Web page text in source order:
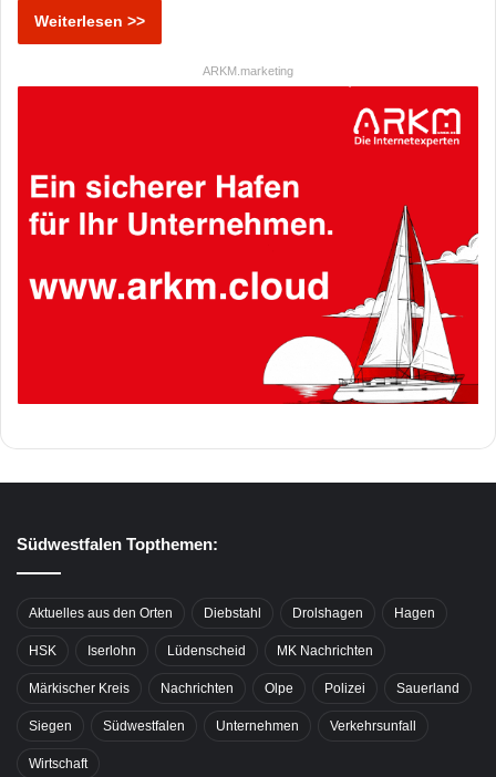
Weiterlesen >>
ARKM.marketing
Südwestfalen Topthemen:
Aktuelles aus den Orten Diebstahl Drolshagen Hagen
HSK Iserlohn Lüdenscheid MK Nachrichten
Märkischer Kreis Nachrichten Olpe Polizei Sauerland
Siegen Südwestfalen Unternehmen Verkehrsunfall
Wirtschaft